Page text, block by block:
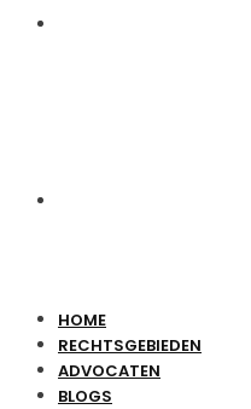
HOME
RECHTSGEBIEDEN
ADVOCATEN
BLOGS